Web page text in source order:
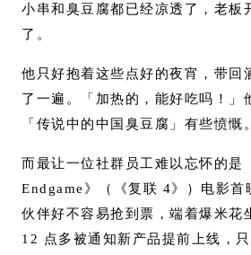
小串和臭豆腐都已经凉透了，老
了。
他只好抱着这些点好的夜宵，带回
了一遍。「加热的，能好吃吗！」
「传说中的中国臭豆腐」有些愤慨。
而最让一位社群员工难以忘怀的是
Endgame》（《复联 4》）电影首
伙伴好不容易抢到票，端着爆米花
12 点多被通知新产品提前上线，